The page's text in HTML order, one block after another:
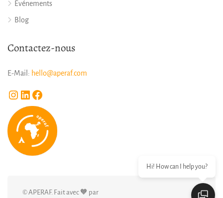
Événements
Blog
Contactez-nous
E-Mail: hello@aperaf.com
Instagram LinkedIn Facebook
© APERAF. Fait avec 🧡 par
Hi! How can I help you?